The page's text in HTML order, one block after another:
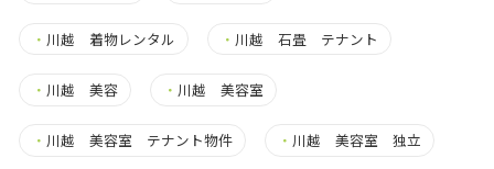
・ 川越 着物レンタル ・ 川越 石畳 テナント
・ 川越 美容 ・ 川越 美容室
・ 川越 美容室 テナント物件 ・ 川越 美容室 独立